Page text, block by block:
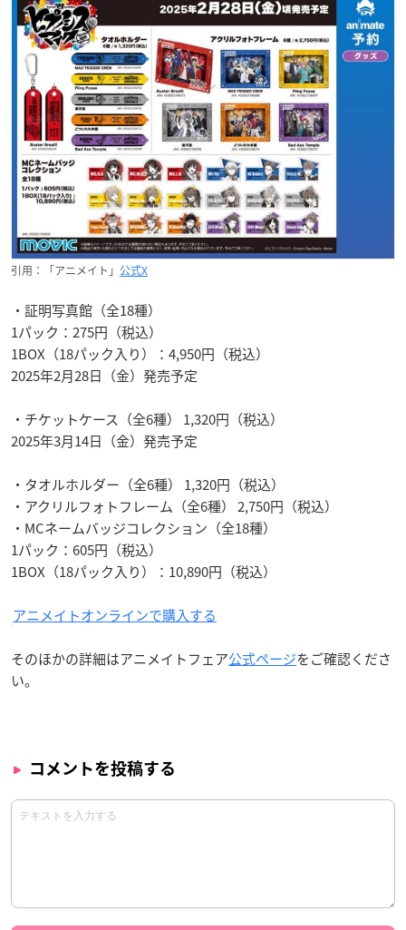
引用：「アニメイト」 公式X
・証明写真館（全18種）
1パック：275円（税込）
1BOX（18パック入り）：4,950円（税込）
2025年2月28日（金）発売予定
・チケットケース（全6種） 1,320円（税込）
2025年3月14日（金）発売予定
・タオルホルダー（全6種） 1,320円（税込）
・アクリルフォトフレーム（全6種） 2,750円（税込）
・MCネームバッジコレクション（全18種）
1パック：605円（税込）
1BOX（18パック入り）：10,890円（税込）
アニメイトオンラインで購入する
そのほかの詳細はアニメイトフェア公式ページをご確認くださ
い。
コメントを投稿する